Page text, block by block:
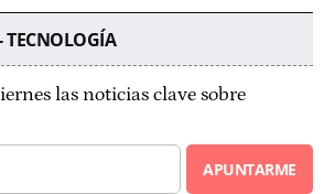
TECNOLOGÍA
las noticias clave sobre
APUNTARME